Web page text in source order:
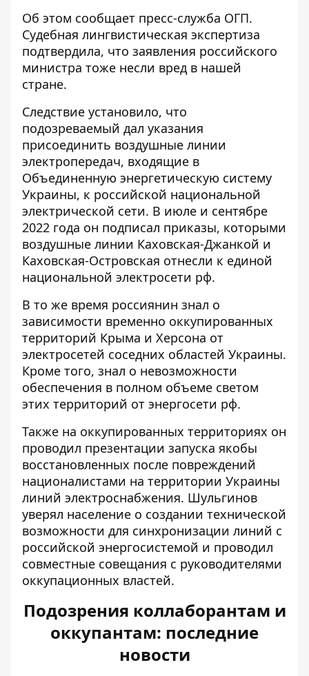
Об этом сообщает пресс-служба ОГП.
Судебная лингвистическая экспертиза
подтвердила, что заявления российского
министра тоже несли вред в нашей
стране.
Следствие установило, что
подозреваемый дал указания
присоединить воздушные линии
электропередач, входящие в
Объединенную энергетическую систему
Украины, к российской национальной
электрической сети. В июле и сентябре
2022 года он подписал приказы, которыми
воздушные линии Каховская-Джанкой и
Каховская-Островская отнесли к единой
национальной электросети рф.
В то же время россиянин знал о
зависимости временно оккупированных
территорий Крыма и Херсона от
электросетей соседних областей Украины.
Кроме того, знал о невозможности
обеспечения в полном объеме светом
этих территорий от энергосети рф.
Также на оккупированных территориях он
проводил презентации запуска якобы
восстановленных после повреждений
националистами на территории Украины
линий электроснабжения. Шульгинов
уверял население о создании технической
возможности для синхронизации линий с
российской энергосистемой и проводил
совместные совещания с руководителями
оккупационных властей.
Подозрения коллаборантам и
оккупантам: последние
новости